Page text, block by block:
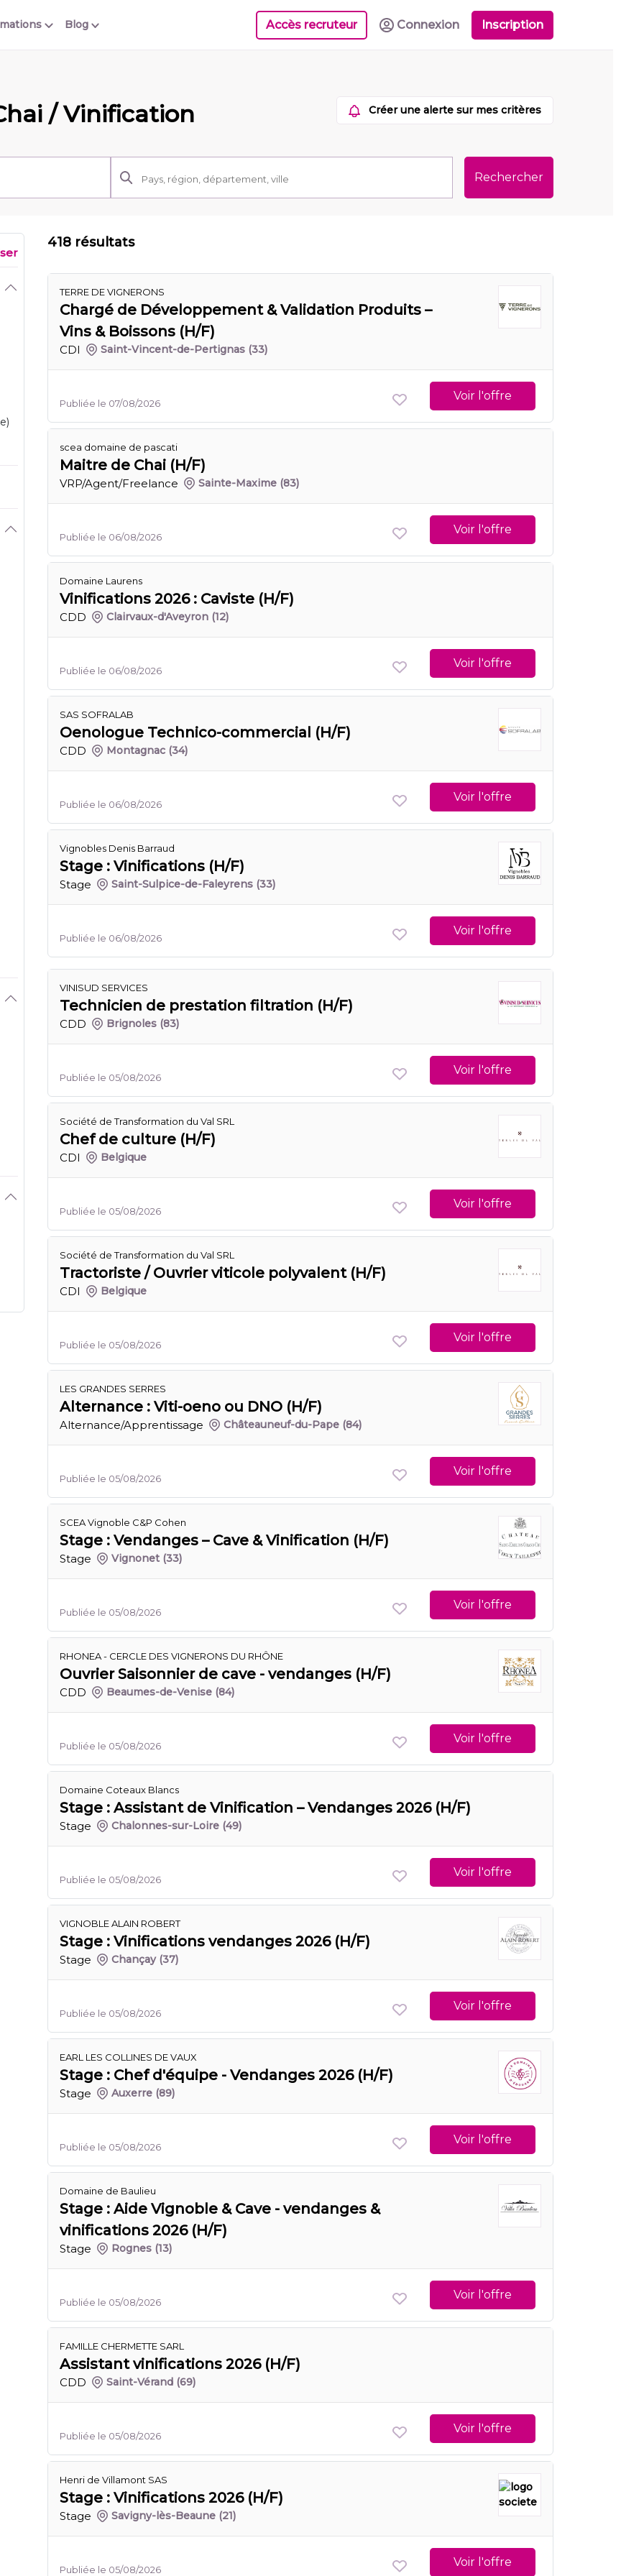
Blog Accès recruteur Connexion Inscription
/ Vinification Créer une alerte sur mes critères
Rechercher
418 résultats
TERRE DE VIGNERONS
Chargé de Développement & Validation Produits –
Vins & Boissons (H/F)
CDI Saint-Vincent-de-Pertignas (33)
Publiée le 07/08/2026
Voir l'offre
scea domaine de pascati
Maitre de Chai (H/F)
VRP/Agent/Freelance Sainte-Maxime (83)
Publiée le 06/08/2026
Voir l'offre
Domaine Laurens
Vinifications 2026 : Caviste (H/F)
CDD Clairvaux-d'Aveyron (12)
Publiée le 06/08/2026
Voir l'offre
SAS SOFRALAB
Oenologue Technico-commercial (H/F)
CDD Montagnac (34)
Publiée le 06/08/2026
Voir l'offre
Vignobles Denis Barraud
Stage : Vinifications (H/F)
Stage Saint-Sulpice-de-Faleyrens (33)
Publiée le 06/08/2026
Voir l'offre
VINISUD SERVICES
Technicien de prestation filtration (H/F)
CDD Brignoles (83)
Publiée le 05/08/2026
Voir l'offre
Société de Transformation du Val SRL
Chef de culture (H/F)
CDI Belgique
Publiée le 05/08/2026
Voir l'offre
Société de Transformation du Val SRL
Tractoriste / Ouvrier viticole polyvalent (H/F)
CDI Belgique
Publiée le 05/08/2026
Voir l'offre
LES GRANDES SERRES
Alternance : Viti-oeno ou DNO (H/F)
Alternance/Apprentissage Châteauneuf-du-Pape (84)
Publiée le 05/08/2026
Voir l'offre
SCEA Vignoble C&P Cohen
Stage : Vendanges – Cave & Vinification (H/F)
Stage Vignonet (33)
Publiée le 05/08/2026
Voir l'offre
RHONEA - CERCLE DES VIGNERONS DU RHÔNE
Ouvrier Saisonnier de cave - vendanges (H/F)
CDD Beaumes-de-Venise (84)
Publiée le 05/08/2026
Voir l'offre
Domaine Coteaux Blancs
Stage : Assistant de Vinification – Vendanges 2026 (H/F)
Stage Chalonnes-sur-Loire (49)
Publiée le 05/08/2026
Voir l'offre
VIGNOBLE ALAIN ROBERT
Stage : Vinifications vendanges 2026 (H/F)
Stage Chançay (37)
Publiée le 05/08/2026
Voir l'offre
EARL LES COLLINES DE VAUX
Stage : Chef d'équipe - Vendanges 2026 (H/F)
Stage Auxerre (89)
Publiée le 05/08/2026
Voir l'offre
Domaine de Baulieu
Stage : Aide Vignoble & Cave - vendanges &
vinifications 2026 (H/F)
Stage Rognes (13)
Publiée le 05/08/2026
Voir l'offre
FAMILLE CHERMETTE SARL
Assistant vinifications 2026 (H/F)
CDD Saint-Vérand (69)
Publiée le 05/08/2026
Voir l'offre
Henri de Villamont SAS
Stage : Vinifications 2026 (H/F)
Stage Savigny-lès-Beaune (21)
Publiée le 05/08/2026
Voir l'offre